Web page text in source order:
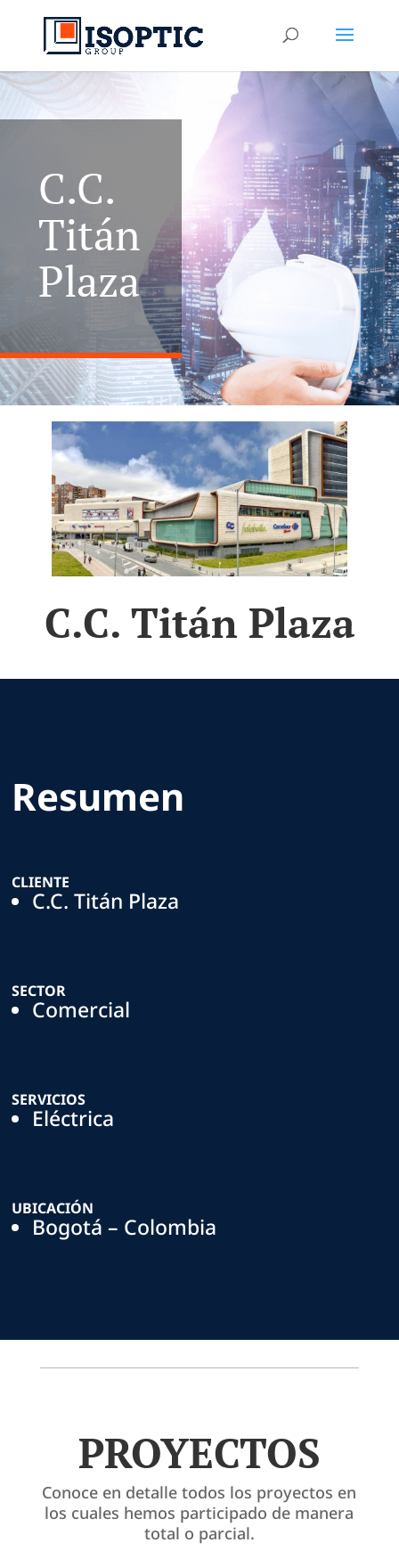
C.C.
Titán
Plaza
C.C. Titán Plaza
Resumen
CLIENTE
C.C. Titán Plaza
SECTOR
Comercial
SERVICIOS
Eléctrica
UBICACIÓN
Bogotá – Colombia
PROYECTOS
Conoce en detalle todos los proyectos en
los cuales hemos participado de manera
total o parcial.